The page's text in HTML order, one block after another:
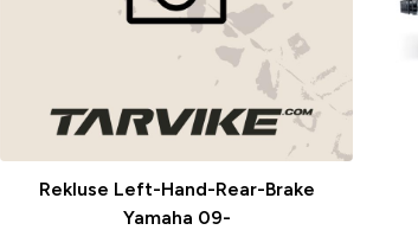
Rekluse Left-Hand-Rear-Brake
Yamaha 09-